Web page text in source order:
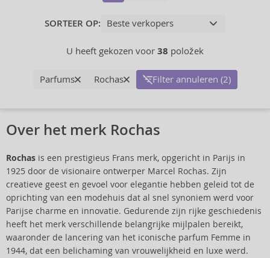
SORTEER OP:
U heeft gekozen voor 38 položek
Parfums Rochas Filter annuleren (2)
Over het merk Rochas
Rochas is een prestigieus Frans merk, opgericht in Parijs in
1925 door de visionaire ontwerper Marcel Rochas. Zijn
creatieve geest en gevoel voor elegantie hebben geleid tot de
oprichting van een modehuis dat al snel synoniem werd voor
Parijse charme en innovatie. Gedurende zijn rijke geschiedenis
heeft het merk verschillende belangrijke mijlpalen bereikt,
waaronder de lancering van het iconische parfum Femme in
1944, dat een belichaming van vrouwelijkheid en luxe werd.